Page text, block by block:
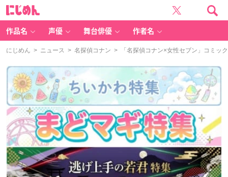
作品名 声優 舞台俳優 作者名
にじめん > ニュース > 名探偵コナン > 「名探偵コナン×女性セブン」コミッ